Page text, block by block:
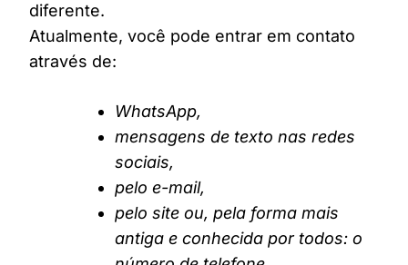
diferente.
Atualmente, você pode entrar em contato
através de:
WhatsApp,
mensagens de texto nas redes
sociais,
pelo e-mail,
pelo site ou, pela forma mais
antiga e conhecida por todos: o